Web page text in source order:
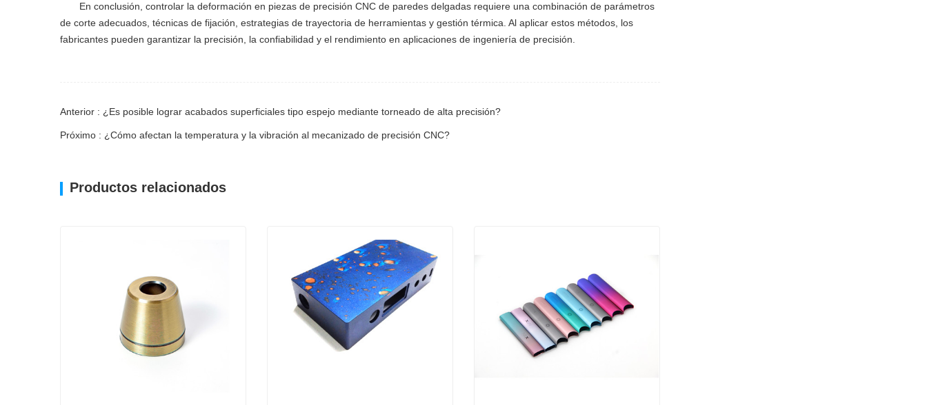
En conclusión, controlar la deformación en piezas de precisión CNC de paredes delgadas requiere una combinación de parámetros
de corte adecuados, técnicas de fijación, estrategias de trayectoria de herramientas y gestión térmica. Al aplicar estos métodos, los
fabricantes pueden garantizar la precisión, la confiabilidad y el rendimiento en aplicaciones de ingeniería de precisión.
Anterior : ¿Es posible lograr acabados superficiales tipo espejo mediante torneado de alta precisión?
Próximo : ¿Cómo afectan la temperatura y la vibración al mecanizado de precisión CNC?
Productos relacionados